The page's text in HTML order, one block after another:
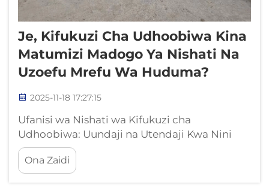
Je, Kifukuzi Cha Udhoobiwa Kina
Matumizi Madogo Ya Nishati Na
Uzoefu Mrefu Wa Huduma?
2025-11-18 17:27:15
Ufanisi wa Nishati wa Kifukuzi cha
Udhoobiwa: Uundaji na Utendaji Kwa Nini
Ufanisi wa Nishati Una Muhimu Katika Usafi
wa Maji Machafu ya Sasa Maji machafu
(WWTPs) yanatumia asilimia 3–4 ya umeme
Ona Zaidi